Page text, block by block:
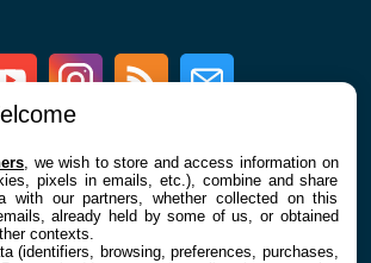
Youtube InstagramRSS Newsletter
À PROPOS
La rédaction
, we wish to store and access information on
pixels in emails, etc.), combine and share
with our partners, whether collected on this
already held by some of us, or obtained
contexts.
(identifiers, browsing, preferences, purchases,